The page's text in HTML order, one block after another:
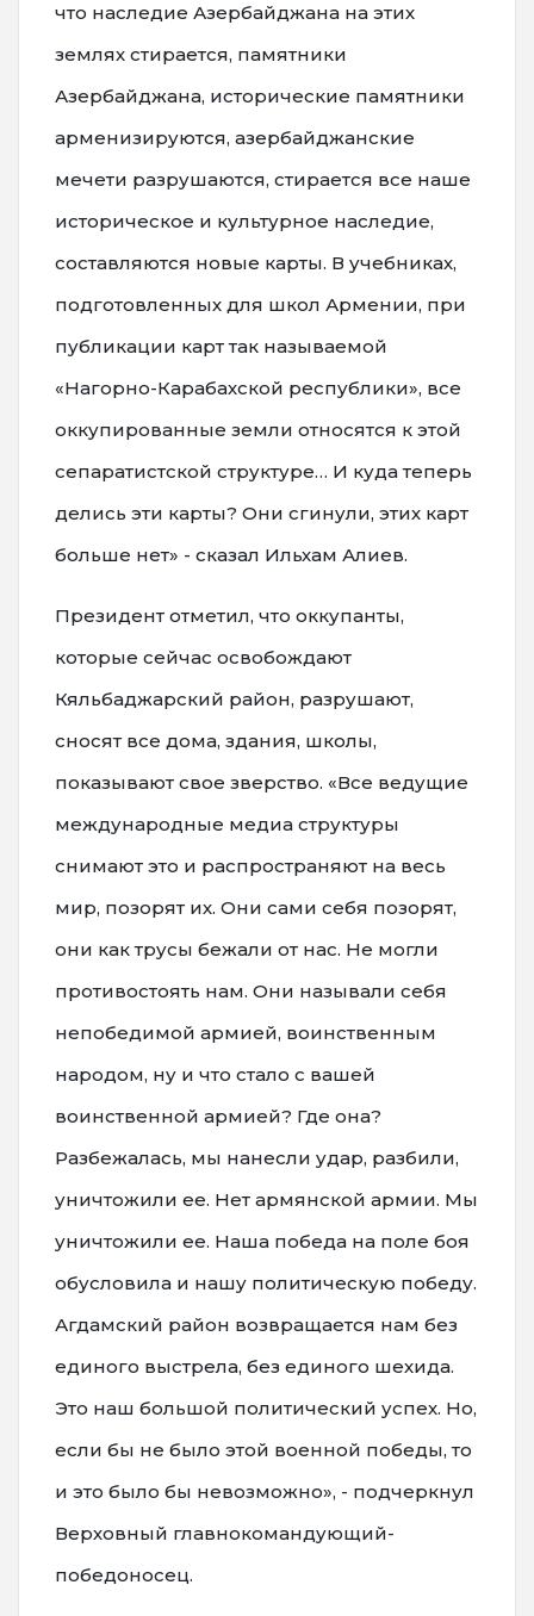
что наследие Азербайджана на этих
землях стирается, памятники
Азербайджана, исторические памятники
арменизируются, азербайджанские
мечети разрушаются, стирается все наше
историческое и культурное наследие,
составляются новые карты. В учебниках,
подготовленных для школ Армении, при
публикации карт так называемой
«Нагорно-Карабахской республики», все
оккупированные земли относятся к этой
сепаратистской структуре… И куда теперь
делись эти карты? Они сгинули, этих карт
больше нет» - сказал Ильхам Алиев.
Президент отметил, что оккупанты,
которые сейчас освобождают
Кяльбаджарский район, разрушают,
сносят все дома, здания, школы,
показывают свое зверство. «Все ведущие
международные медиа структуры
снимают это и распространяют на весь
мир, позорят их. Они сами себя позорят,
они как трусы бежали от нас. Не могли
противостоять нам. Они называли себя
непобедимой армией, воинственным
народом, ну и что стало с вашей
воинственной армией? Где она?
Разбежалась, мы нанесли удар, разбили,
уничтожили ее. Нет армянской армии. Мы
уничтожили ее. Наша победа на поле боя
обусловила и нашу политическую победу.
Агдамский район возвращается нам без
единого выстрела, без единого шехида.
Это наш большой политический успех. Но,
если бы не было этой военной победы, то
и это было бы невозможно», - подчеркнул
Верховный главнокомандующий-
победоносец.